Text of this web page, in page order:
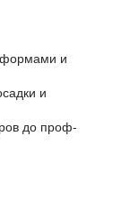
и
и
до проф-